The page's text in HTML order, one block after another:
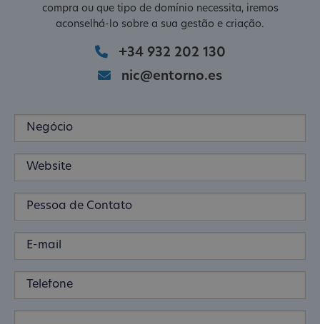
compra ou que tipo de domínio necessita, iremos
aconselhá-lo sobre a sua gestão e criação.
+34 932 202 130
nic@entorno.es